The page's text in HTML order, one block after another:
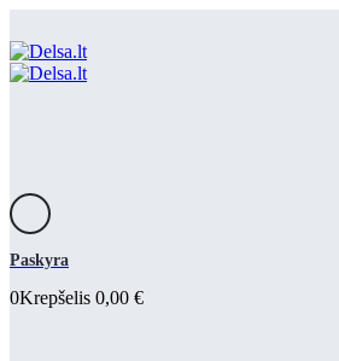
Paskyra
0Krepšelis 0,00 €